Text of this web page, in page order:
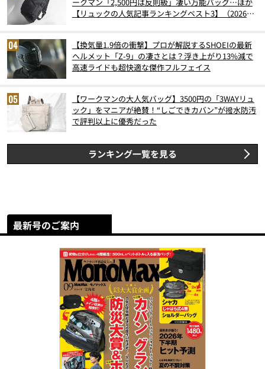
ークマン「2,500円は反則級」凄い万能バッグ…ほか
【リュックの人気記事ランキングベスト3】（2026年
【換気量1.9倍の衝撃】プロが解説するSHOEIの最新
ヘルメット「Z-9」の凄さとは？浮き上がり13%減で
高速ライドも超快適な傑作フルフェイス
【ワークマンの大人気バッグ】3500円の「3WAYリュ
ック」をマニアが絶賛！“しごできカバン”が撥水防汚
で評判以上に優秀だった
ランキング一覧を見る
最新号のご案内